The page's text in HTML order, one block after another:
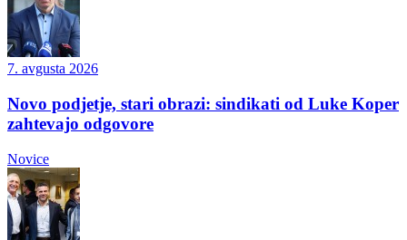
7. avgusta 2026
Novo podjetje, stari obrazi: sindikati od Luke Koper
zahtevajo odgovore
Novice